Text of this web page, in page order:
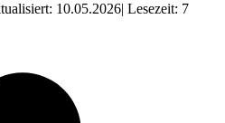
10.05.2026 | Lesezeit: 7